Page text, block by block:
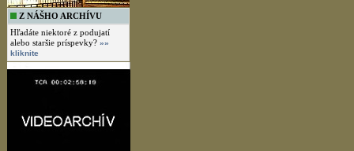
Z NÁŠHO ARCHÍVU
Hľadáte niektoré z podujatí
alebo staršie príspevky? »»
kliknite